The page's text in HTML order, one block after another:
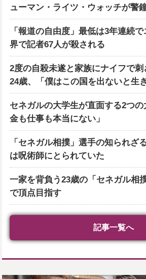
ューマン・ライツ・ウォッチが警
「報道の自由度」最低は3年連続
界で記者67人が殺される
2度の自殺未遂と家族にナイフで
24歳、「僕はこの国を出ないと生
セネガルの大学生が直面する2つ
金も仕事も本当にない」
「セネガル相撲」選手の知られざ
は呪術師にとられていた
一家を背負う23歳の「セネガル相
で頂点目指す
記事一覧へ